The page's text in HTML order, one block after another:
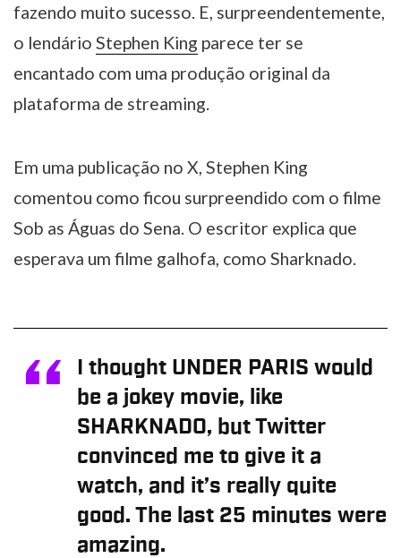
fazendo muito sucesso. E, surpreendentemente,
o lendário Stephen King parece ter se
encantado com uma produção original da
plataforma de streaming.
Em uma publicação no X, Stephen King
comentou como ficou surpreendido com o filme
Sob as Águas do Sena. O escritor explica que
esperava um filme galhofa, como Sharknado.
I thought UNDER PARIS would
be a jokey movie, like
SHARKNADO, but Twitter
convinced me to give it a
watch, and it’s really quite
good. The last 25 minutes were
amazing.